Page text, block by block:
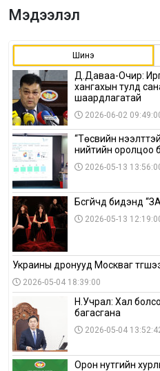
Мэдээлэл
Шинэ
Д.Даваа-Очир:
хангахын тулд
шаардлагатай
2026-06-02
“Төсвийн
нийтийн оролцоо
2026-05-13
Бүсгүйчүүд бидэнд
2026-05-13
Украины дронууд Москваг
2026-05-04 18:39:00
Н.Учрал: Хал
багасгана
2026-05-04
Орон нутгийн